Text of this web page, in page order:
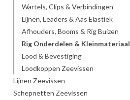
Wartels, Clips & Verbindingen
Lijnen, Leaders & Aas Elastiek
Afhouders, Booms & Rig Buizen
Rig Onderdelen & Kleinmateriaal
Lood & Bevestiging
Loodkoppen Zeevissen
Lijnen Zeevissen
Schepnetten Zeevissen